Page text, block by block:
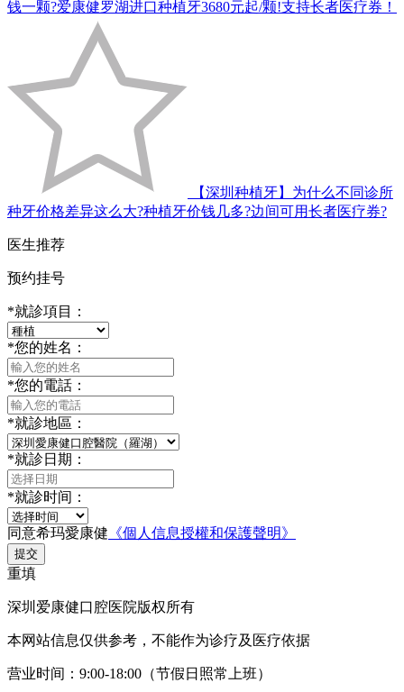
钱一颗?爱康健罗湖进口种植牙3680元起/颗!支持长者医疗券！
【深圳种植牙】为什么不同诊所
种牙价格差异这么大?种植牙价钱几多?边间可用长者医疗券?
医生推荐
预约挂号
*就診項目：
*您的姓名：
*您的電話：
*就診地區：
*就診日期：
*就診时间：
同意希玛愛康健 《個人信息授權和保護聲明》
提交
重填
深圳爱康健口腔医院版权所有
本网站信息仅供参考，不能作为诊疗及医疗依据
营业时间：9:00-18:00（节假日照常上班）